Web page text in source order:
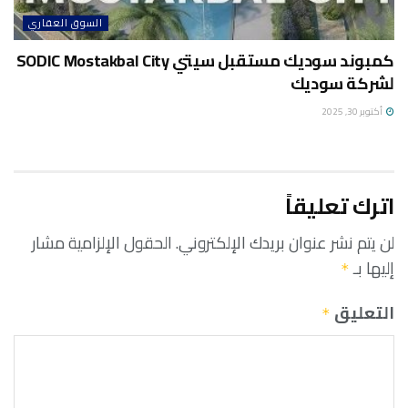
السوق العقاري
كمبوند سوديك مستقبل سيتي SODIC Mostakbal City
لشركة سوديك
أكتوبر 30, 2025
اترك تعليقاً
لن يتم نشر عنوان بريدك الإلكتروني.الحقول الإلزامية مشار
إليها بـ *
التعليق *